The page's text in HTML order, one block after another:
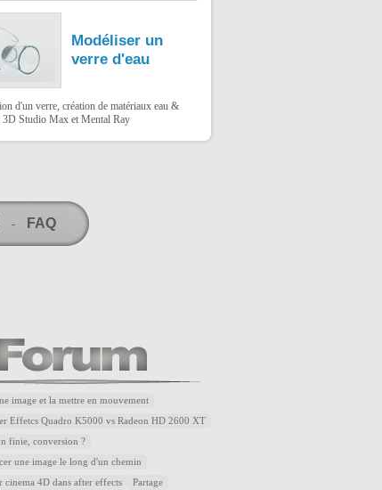
Modéliser un
verre d'eau
d'un verre, création de matériaux eau &
3D Studio Max et Mental Ray
- FAQ
image et la mettre en mouvement
Effetcs Quadro K5000 vs Radeon HD 2600 XT
finie, conversion ?
une image le long d'un chemin
4D dans after effects Partage